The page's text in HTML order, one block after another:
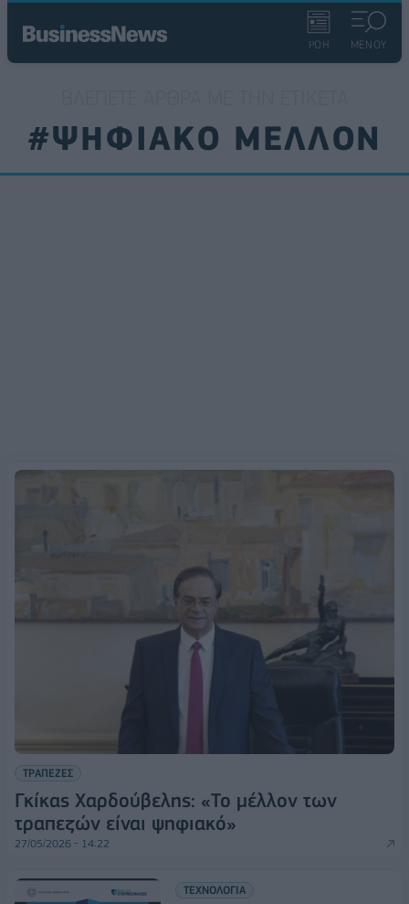
ΡΟΗ ΜΕΝΟΥ
#ΨΗΦΙΑΚΟ ΜΕΛΛΟΝ
ΤΡΑΠΕΖΕΣ
Γκίκας Χαρδούβελης: «Το μέλλον των
τραπεζών είναι ψηφιακό»
27/05/2026 - 14:22
ΤΕΧΝΟΛΟΓΙΑ